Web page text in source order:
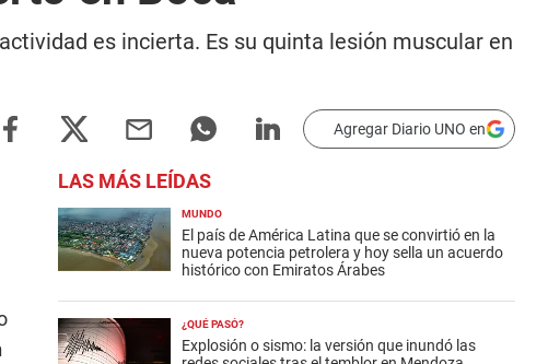
es incierta. Es su quinta lesión muscular en
Agregar Diario UNO en
LAS MÁS LEÍDAS
MUNDO
El país de América Latina que se convirtió en la
nueva potencia petrolera y hoy sella un acuerdo
histórico con Emiratos Árabes
¿QUÉ PASÓ?
Explosión o sismo: la versión que inundó las